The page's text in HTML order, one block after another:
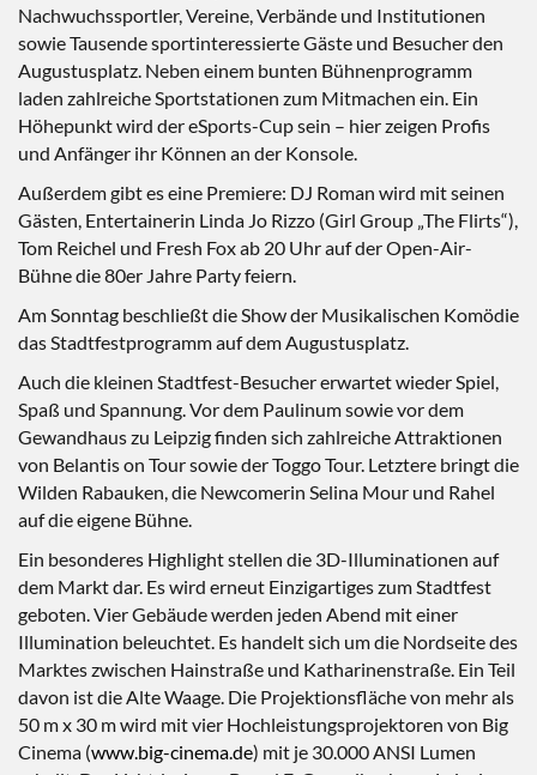
Nachwuchssportler, Vereine, Verbände und Institutionen
sowie Tausende sportinteressierte Gäste und Besucher den
Augustusplatz. Neben einem bunten Bühnenprogramm
laden zahlreiche Sportstationen zum Mitmachen ein. Ein
Höhepunkt wird der eSports-Cup sein – hier zeigen Profis
und Anfänger ihr Können an der Konsole.
Außerdem gibt es eine Premiere: DJ Roman wird mit seinen
Gästen, Entertainerin Linda Jo Rizzo (Girl Group „The Flirts“),
Tom Reichel und Fresh Fox ab 20 Uhr auf der Open-Air-
Bühne die 80er Jahre Party feiern.
Am Sonntag beschließt die Show der Musikalischen Komödie
das Stadtfestprogramm auf dem Augustusplatz.
Auch die kleinen Stadtfest-Besucher erwartet wieder Spiel,
Spaß und Spannung. Vor dem Paulinum sowie vor dem
Gewandhaus zu Leipzig finden sich zahlreiche Attraktionen
von Belantis on Tour sowie der Toggo Tour. Letztere bringt die
Wilden Rabauken, die Newcomerin Selina Mour und Rahel
auf die eigene Bühne.
Ein besonderes Highlight stellen die 3D-Illuminationen auf
dem Markt dar. Es wird erneut Einzigartiges zum Stadtfest
geboten. Vier Gebäude werden jeden Abend mit einer
Illumination beleuchtet. Es handelt sich um die Nordseite des
Marktes zwischen Hainstraße und Katharinenstraße. Ein Teil
davon ist die Alte Waage. Die Projektionsfläche von mehr als
50 m x 30 m wird mit vier Hochleistungsprojektoren von Big
Cinema (www.big-cinema.de) mit je 30.000 ANSI Lumen